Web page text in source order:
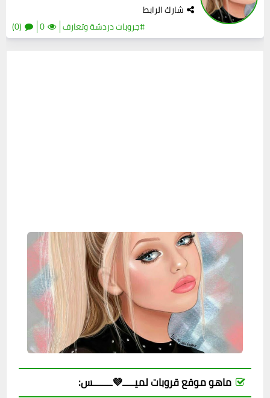
شارك الرابط
#جروبات دردشة وتعارف
0
(0)
ماهو موقع قروبات لميـــــ💜ــــــــس: